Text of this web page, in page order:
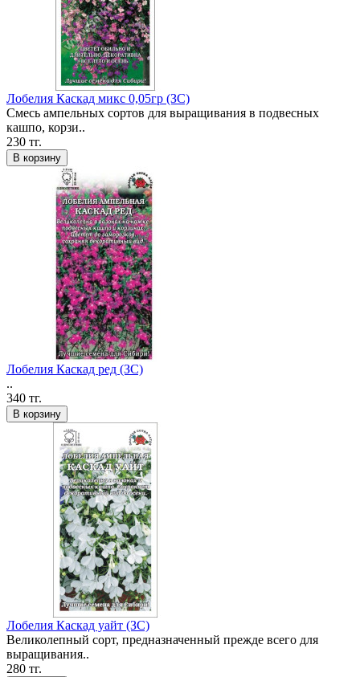
Лобелия Каскад микс 0,05гр (ЗС)
Смесь ампельных сортов для выращивания в подвесных
кашпо, корзи..
230 тг.
В корзину
Лобелия Каскад ред (ЗС)
..
340 тг.
В корзину
Лобелия Каскад уайт (ЗС)
Великолепный сорт, предназначенный прежде всего для
выращивания..
280 тг.